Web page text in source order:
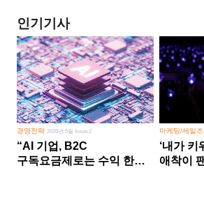
인기기사
경영전략 2026년 5월 Issue 2
“AI 기업, B2C
구독요금제로는 수익 한계
마케팅/세일즈
‘내가 키
애착이